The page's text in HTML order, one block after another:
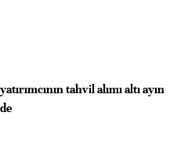
tahvil alımı altı ayın